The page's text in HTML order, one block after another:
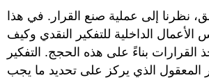
نظرنا إلى عملية صنع القرار. في هذا
الداخلية للتفكير النقدي وكيف
القرارات بناءً على هذه الحجج. التفكير
المعقول الذي يركز على تحديد ما يجب